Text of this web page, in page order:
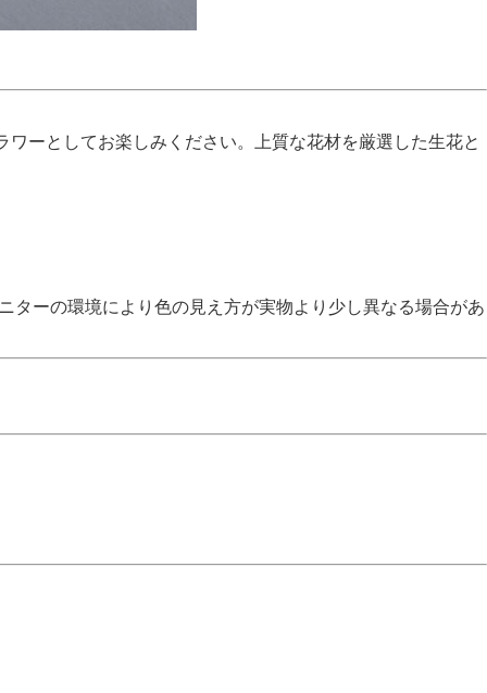
ーとしてお楽しみください。上質な花材を厳選した生花と
ーの環境により色の見え方が実物より少し異なる場合があ